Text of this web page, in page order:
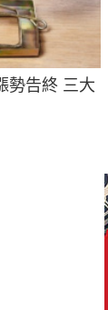
勢告終 三大